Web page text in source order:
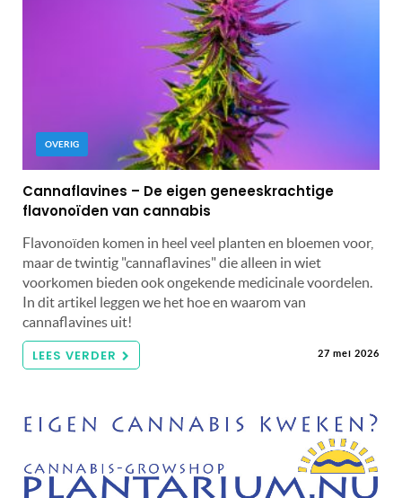
OVERIG
Cannaflavines – De eigen geneeskrachtige
flavonoïden van cannabis
Flavonoïden komen in heel veel planten en bloemen voor,
maar de twintig "cannaflavines" die alleen in wiet
voorkomen bieden ook ongekende medicinale voordelen.
In dit artikel leggen we het hoe en waarom van
cannaflavines uit!
LEES VERDER 27 mei 2026